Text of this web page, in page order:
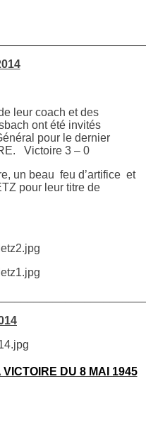
leur coach et des
ont été invités
pour le dernier
Victoire 3 – 0
un beau feu d’artifice et
pour leur titre de
DU 8 MAI 1945